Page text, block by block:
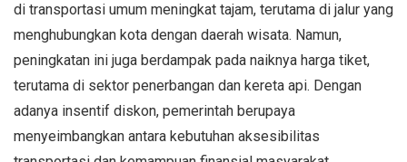
di transportasi umum meningkat tajam, terutama di jalur yang
menghubungkan kota dengan daerah wisata. Namun,
peningkatan ini juga berdampak pada naiknya harga tiket,
terutama di sektor penerbangan dan kereta api. Dengan
adanya insentif diskon, pemerintah berupaya
menyeimbangkan antara kebutuhan aksesibilitas